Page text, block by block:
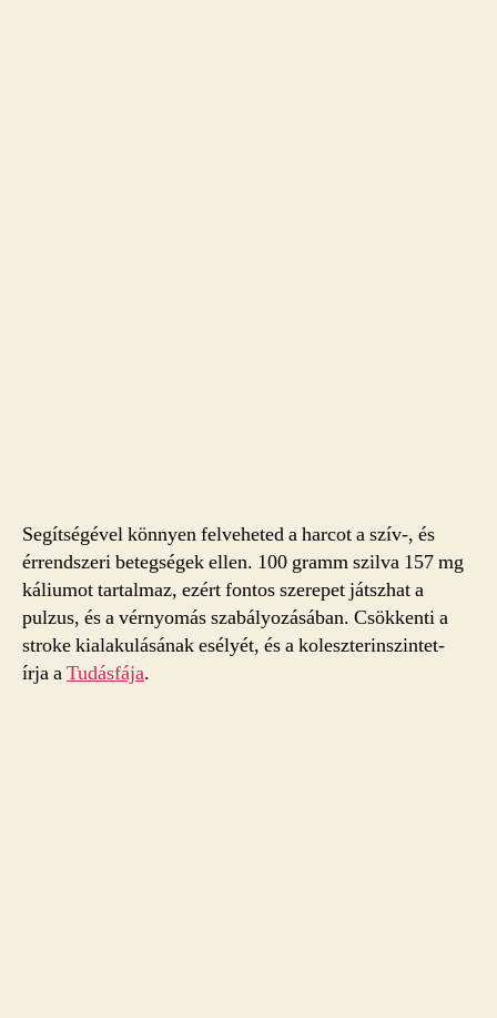
Segítségével könnyen felveheted a harcot a szív-, és
érrendszeri betegségek ellen. 100 gramm szilva 157 mg
káliumot tartalmaz, ezért fontos szerepet játszhat a
pulzus, és a vérnyomás szabályozásában. Csökkenti a
stroke kialakulásának esélyét, és a koleszterinszintet-
írja aTudásfája.